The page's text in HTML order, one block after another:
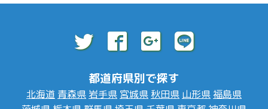
都道府県別で探す
北海道 青森県 岩手県 宮城県 秋田県 山形県福島県